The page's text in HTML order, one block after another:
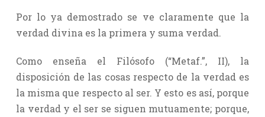
Por lo ya demostrado se ve claramente que la
verdad divina es la primera y suma verdad.
Como enseña el Filósofo (“Metaf.”, II), la
disposición de las cosas respecto de la verdad es
la misma que respecto al ser. Y esto es así, porque
la verdad y el ser se siguen mutuamente; porque,